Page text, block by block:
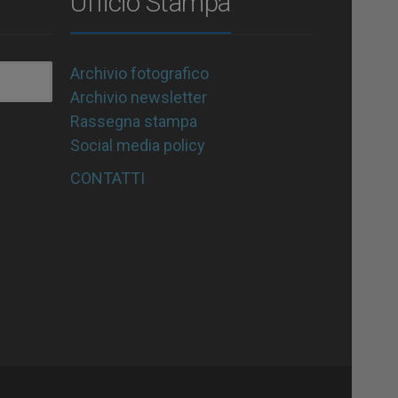
Archivio fotografico
Archivio newsletter
Rassegna stampa
Social media policy
CONTATTI